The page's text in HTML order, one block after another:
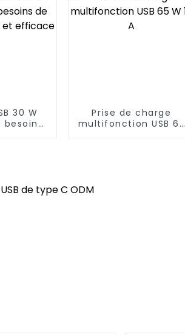
30 W
besoins
Prise de charge
multifonction USB 65